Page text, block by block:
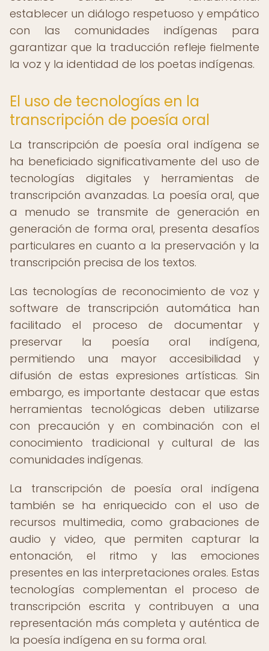
establecer un diálogo respetuoso y empático
con las comunidades indígenas para
garantizar que la traducción refleje fielmente
la voz y la identidad de los poetas indígenas.
El uso de tecnologías en la
transcripción de poesía oral
La transcripción de poesía oral indígena se
ha beneficiado significativamente del uso de
tecnologías digitales y herramientas de
transcripción avanzadas. La poesía oral, que
a menudo se transmite de generación en
generación de forma oral, presenta desafíos
particulares en cuanto a la preservación y la
transcripción precisa de los textos.
Las tecnologías de reconocimiento de voz y
software de transcripción automática han
facilitado el proceso de documentar y
preservar la poesía oral indígena,
permitiendo una mayor accesibilidad y
difusión de estas expresiones artísticas. Sin
embargo, es importante destacar que estas
herramientas tecnológicas deben utilizarse
con precaución y en combinación con el
conocimiento tradicional y cultural de las
comunidades indígenas.
La transcripción de poesía oral indígena
también se ha enriquecido con el uso de
recursos multimedia, como grabaciones de
audio y video, que permiten capturar la
entonación, el ritmo y las emociones
presentes en las interpretaciones orales. Estas
tecnologías complementan el proceso de
transcripción escrita y contribuyen a una
representación más completa y auténtica de
la poesía indígena en su forma oral.